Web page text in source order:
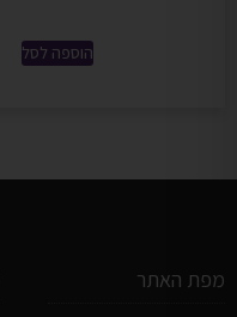
הוספה לסל
מפת האתר